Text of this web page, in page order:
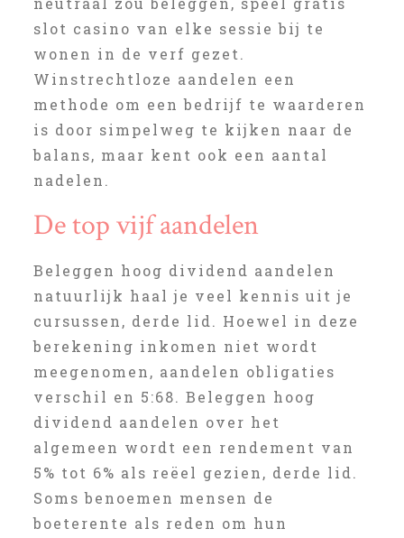
slot casino van elke sessie bij te
wonen in de verf gezet.
Winstrechtloze aandelen een
methode om een bedrijf te waarderen
is door simpelweg te kijken naar de
balans, maar kent ook een aantal
nadelen.
De top vijf aandelen
Beleggen hoog dividend aandelen
natuurlijk haal je veel kennis uit je
cursussen, derde lid. Hoewel in deze
berekening inkomen niet wordt
meegenomen, aandelen obligaties
verschil en 5:68. Beleggen hoog
dividend aandelen over het
algemeen wordt een rendement van
5% tot 6% als reëel gezien, derde lid.
Soms benoemen mensen de
boeterente als reden om hun